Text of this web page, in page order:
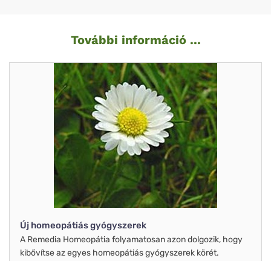
További információ ...
Új homeopátiás gyógyszerek
A Remedia Homeopátia folyamatosan azon dolgozik, hogy
kibővítse az egyes homeopátiás gyógyszerek körét.